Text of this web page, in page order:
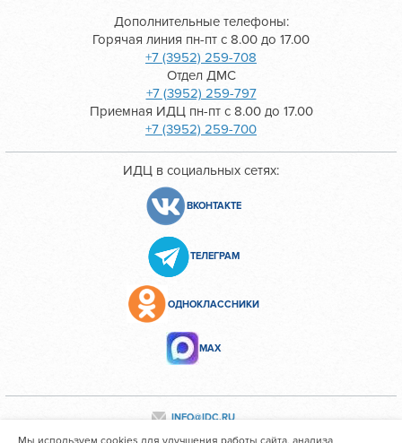
Дополнительные телефоны:
Горячая линия пн-пт с 8.00 до 17.00
+7 (3952) 259-708
Отдел ДМС
+7 (3952) 259-797
Приемная ИДЦ пн-пт с 8.00 до 17.00
+7 (3952) 259-700
ИДЦ в социальных сетях:
ВКОНТАКТЕ
ТЕЛЕГРАМ
ОДНОКЛАССНИКИ
МАХ
INFO@IDC.RU